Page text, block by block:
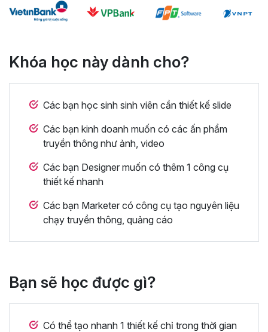
Khóa học này dành cho?
Các bạn học sinh sinh viên cần thiết kế slide
Các bạn kinh doanh muốn có các ấn phẩm
truyền thông như ảnh, video
Các bạn Designer muốn có thêm 1 công cụ
thiết kế nhanh
Các bạn Marketer có công cụ tạo nguyên liệu
chạy truyền thông, quảng cáo
Bạn sẽ học được gì?
Có thể tạo nhanh 1 thiết kế chỉ trong thời gian